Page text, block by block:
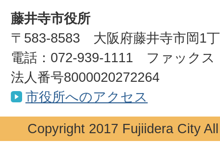
藤井寺市役所
〒583-8583 大阪府藤井寺市岡1
電話：072-939-1111 ファックス
法人番号8000020272264
市役所へのアクセス
Copyright 2017 Fujiidera City